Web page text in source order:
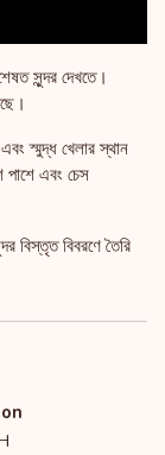
সুন্দর দেখতে।
স্মুদ্ধ খেলার স্থান
এবং চেস
বিস্তৃত বিবরণে তৈরি